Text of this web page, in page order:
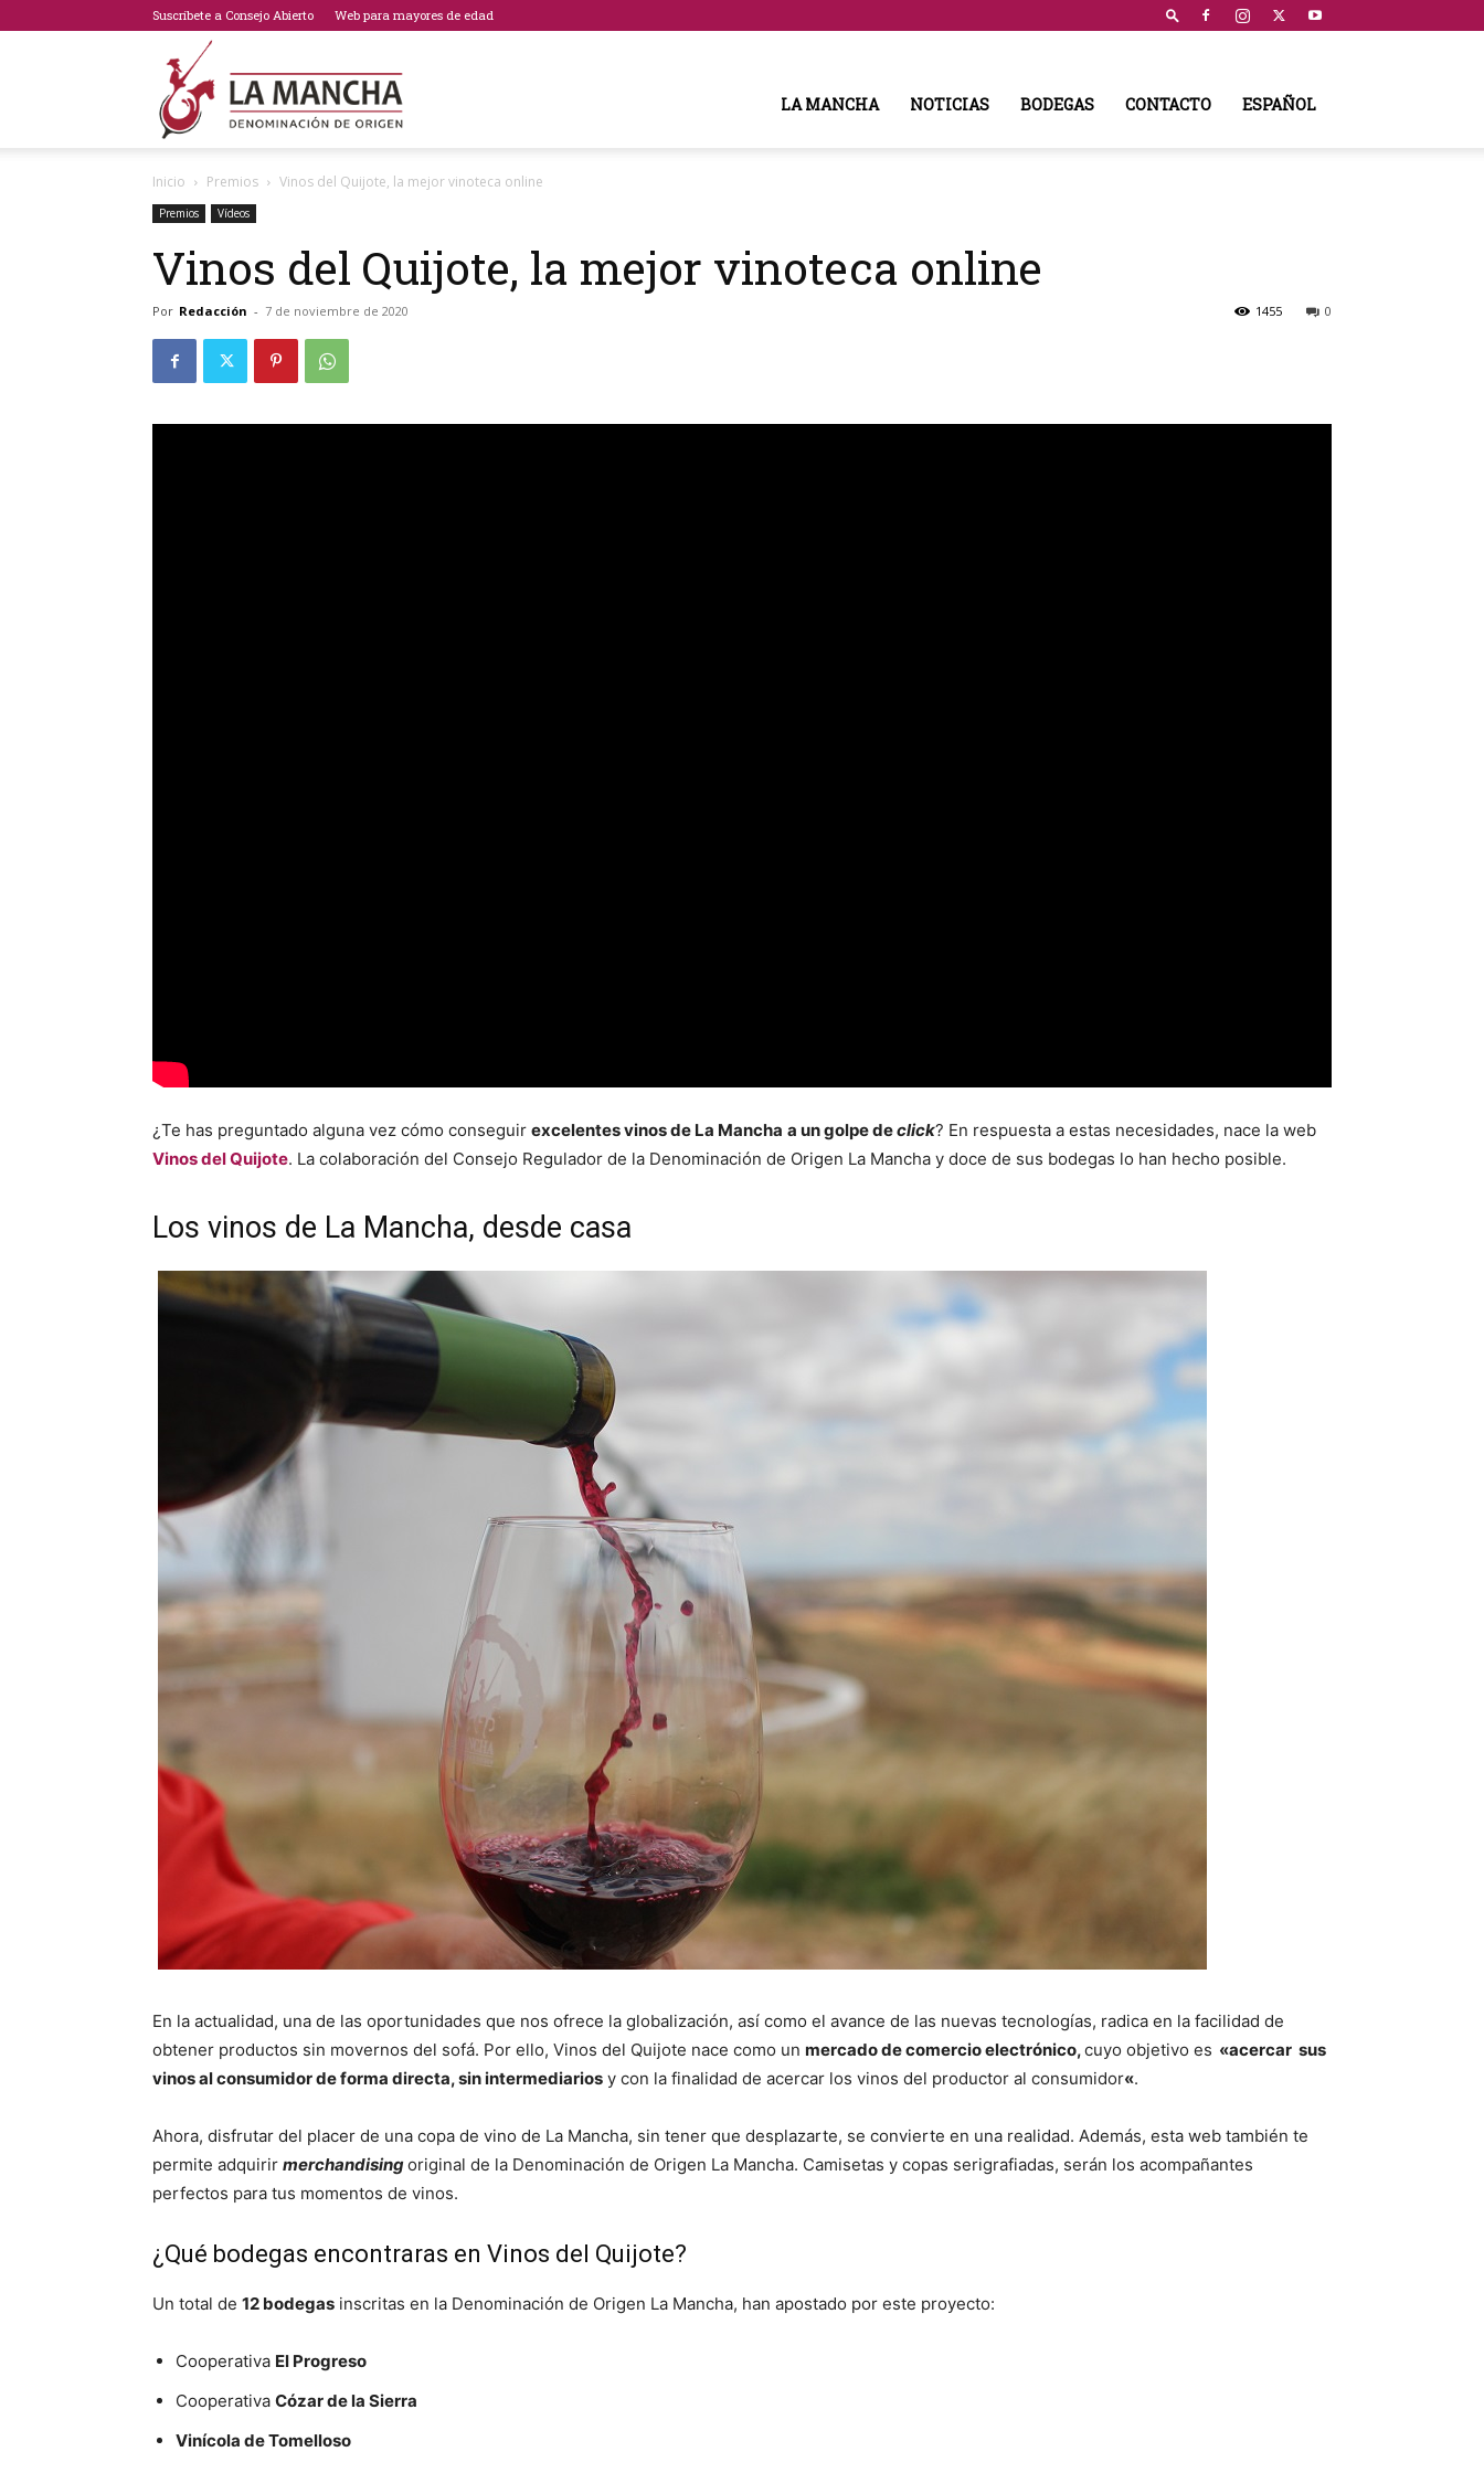
Suscríbete a Consejo Abierto Web para mayores de edad
LA MANCHA NOTICIAS BODEGAS CONTACTO ESPAÑOL
Inicio Premios Vinos del Quijote, la mejor vinoteca online
Premios Vídeos
Vinos del Quijote, la mejor vinoteca online
Por Redacción - 7 de noviembre de 2020 0
1455
¿Te has preguntado alguna vez cómo conseguir excelentes vinos de La Mancha a un golpe declick? En respuesta a estas necesidades, nace la web
Vinos del Quijote. La colaboración del Consejo Regulador de la Denominación de Origen La Mancha y doce de sus bodegas lo han hecho posible.
Los vinos de La Mancha, desde casa
En la actualidad, una de las oportunidades que nos ofrece la globalización, así como el avance de las nuevas tecnologías, radica en la facilidad de
obtener productos sin movernos del sofá. Por ello, Vinos del Quijote nace como un mercado de comercio electrónico,cuyo objetivo es «acercar sus
vinos al consumidor de forma directa, sin intermediarios y con la finalidad de acercar los vinos del productor al consumidor«.
Ahora, disfrutar del placer de una copa de vino de La Mancha, sin tener que desplazarte, se convierte en una realidad. Además, esta web también te
permite adquirir merchandisingoriginal de la Denominación de Origen La Mancha. Camisetas y copas serigrafiadas, serán los acompañantes
perfectos para tus momentos de vinos.
¿Qué bodegas encontraras en Vinos del Quijote?
Un total de 12 bodegas inscritas en la Denominación de Origen La Mancha, han apostado por este proyecto:
Cooperativa El Progreso
Cooperativa Cózar de la Sierra
Vinícola de Tomelloso